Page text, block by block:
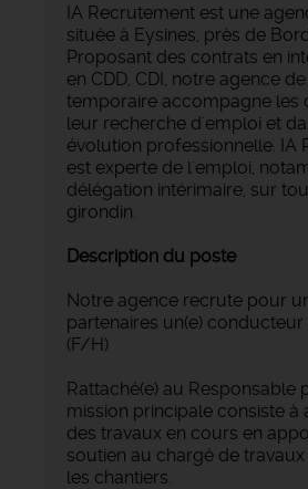
IA Recrutement est une
située à Eysines, près de
Proposant des contrats en
en CDD, CDI, notre agence
temporaire accompagne les
leur recherche d'emploi et
évolution professionnelle. IA
est experte de l'emploi,
délégation intérimaire, sur
girondin.
Description du poste
Notre agence recrute pour
partenaires un(e)
(F/H)
Rattaché(e) au Responsable
mission principale consiste à
des travaux en cours en
soutien au chargé de
les chantiers.